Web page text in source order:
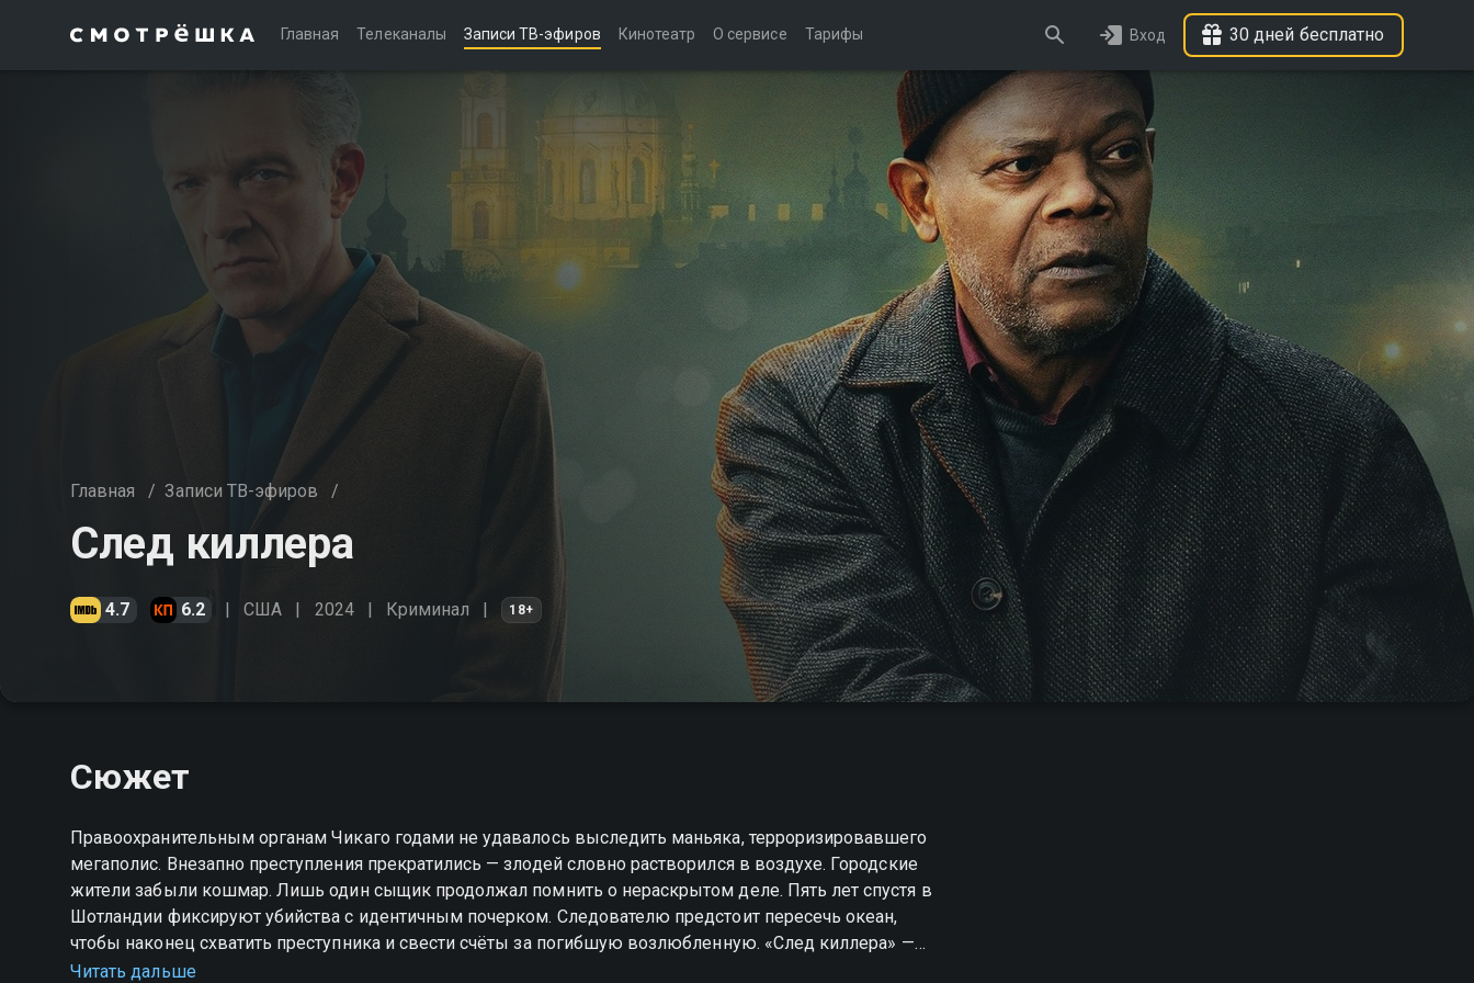
Главная Телеканалы Записи ТВ-эфиров Кинотеатр О сервисе Тарифы Вход 30 дней бесплатно
Главная / Записи ТВ-эфиров /
След киллера
4.7 6.2 США 2024 Криминал 18+
Сюжет
Правоохранительным органам Чикаго годами не удавалось выследить маньяка, терроризировавшего
мегаполис. Внезапно преступления прекратились — злодей словно растворился в воздухе. Городские
жители забыли кошмар. Лишь один сыщик продолжал помнить о нераскрытом деле. Пять лет спустя в
Шотландии фиксируют убийства с идентичным почерком. Следователю предстоит пересечь океан,
чтобы наконец схватить преступника и свести счёты за погибшую возлюбленную. «След киллера» —
смотрите онлайн в хорошем качестве.
Читать дальше